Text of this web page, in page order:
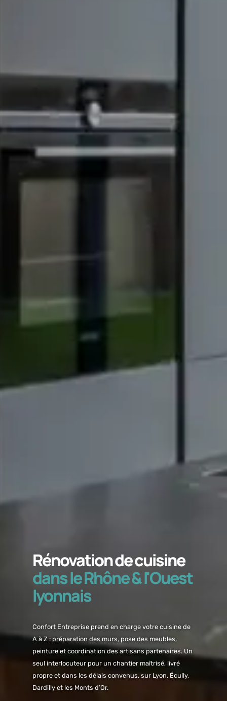
Rénovation de cuisine
dans le Rhône & l'Ouest
lyonnais
Confort Entreprise prend en charge votre cuisine de
A à Z : préparation des murs, pose des meubles,
peinture et coordination des artisans partenaires. Un
seul interlocuteur pour un chantier maîtrisé, livré
propre et dans les délais convenus, sur Lyon, Écully,
Dardilly et les Monts d’Or.